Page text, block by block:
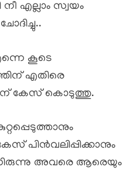
എല്ലാം സ്വയം
കൂടെ
എതിരെ
കേസ് കൊടുത്തു.
പിൻവലിപ്പിക്കാനും
അവരെ ആരെയും